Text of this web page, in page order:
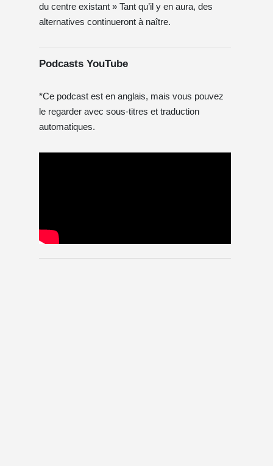
du centre existant » Tant qu’il y en aura, des
alternatives continueront à naître.
Podcasts YouTube
*Ce podcast est en anglais, mais vous pouvez
le regarder avec sous-titres et traduction
automatiques.